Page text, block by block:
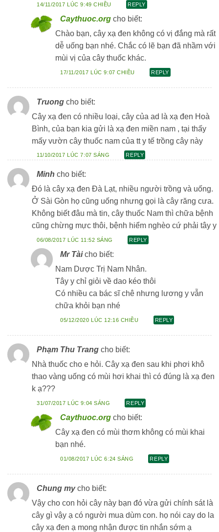
14/11/2017 LÚC 9:49 CHIỀU REPLY
Caythuoc.org cho biết:
Chào bạn, cây xạ đen không có vị đắng mà rất
dễ uống bạn nhé. Chắc có lẽ bạn đã nhầm với
mùi vị của cây thuốc khác.
17/11/2017 LÚC 9:07 CHIỀU REPLY
Truong cho biết:
Cây xạ đen có nhiều loại, cây của ad là xạ đen Hoà
Bình, của bạn kia gửi là xạ đen miền nam , tại thấy
mấy vườn cây thuốc nam của tt y tế trồng cây này
11/10/2017 LÚC 7:07 SÁNG REPLY
Minh cho biết:
Đó là cây xạ đen Đà Lạt, nhiều người trồng và uống.
Ở Sài Gòn họ cũng uống nhưng gọi là cây răng cưa.
Không biết đâu mà tin, cây thuốc Nam thì chữa bệnh
cũng chừng mực thôi, bệnh hiểm nghèo cứ phải tây y
06/08/2017 LÚC 11:52 SÁNG REPLY
Mr Tài cho biết:
Nam Dược Trị Nam Nhân.
Tây y chỉ giỏi về dao kéo thôi
Có nhiều ca bác sĩ chê nhưng lương y vẫn
chữa khỏi bạn nhé
05/12/2020 LÚC 12:16 CHIỀU REPLY
Phạm Thu Trang cho biết:
Nhà thuốc cho e hỏi. Cây xạ đen sau khi phơi khô
thao vàng uống có mùi hơi khai thì có đúng là xạ đen
k ạ???
31/07/2017 LÚC 9:04 SÁNG REPLY
Caythuoc.org cho biết:
Cây xạ đen có mùi thơm không có mùi khai
bạn nhé.
01/08/2017 LÚC 6:24 SÁNG REPLY
Chung my cho biết:
Vậy cho con hỏi cây này bạn đó vừa gửi chính sát là
cây gì vậy ạ có người mua dùm con. họ nói cay do la
cây xạ đen ạ mong nhận được tin nhắn sớm ạ